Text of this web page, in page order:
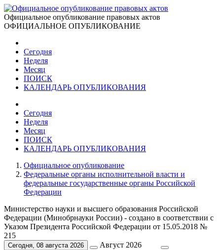
Официальное опубликование правовых актов
ОФИЦИАЛЬНОЕ ОПУБЛИКОВАНИЕ
Сегодня
Неделя
Месяц
ПОИСК
КАЛЕНДАРЬ ОПУБЛИКОВАНИЯ
Сегодня
Неделя
Месяц
ПОИСК
КАЛЕНДАРЬ ОПУБЛИКОВАНИЯ
Официальное опубликование
Федеральные органы исполнительной власти и
федеральные государственные органы Российской
Федерации
Министерство науки и высшего образования Российской
Федерации (Минобрнауки России) - создано в соответствии с
Указом Президента Российской Федерации от 15.05.2018 №
215
Сегодня, 08 августа 2026
Август 2026